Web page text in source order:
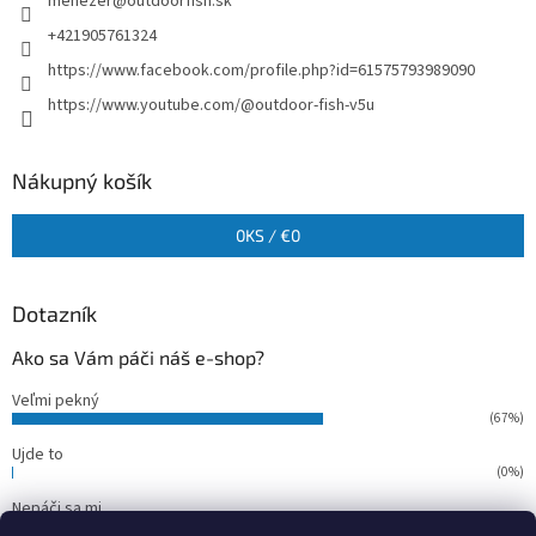
+421905761324
https://www.facebook.com/profile.php?id=61575793989090
https://www.youtube.com/@outdoor-fish-v5u
Nákupný košík
0KS /€0
Dotazník
Ako sa Vám páči náš e-shop?
Veľmi pekný
(67%)
Ujde to
(0%)
Nepáči sa mi